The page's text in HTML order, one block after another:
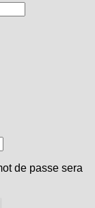
de passe sera